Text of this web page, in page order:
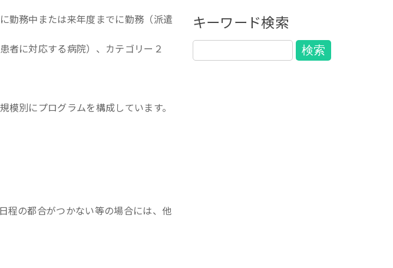
勤務中または来年度までに勤務（派遣
者に対応する病院）、カテゴリー２
別にプログラムを構成しています。
程の都合がつかない等の場合には、他
キーワード検索